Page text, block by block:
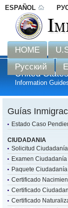
ESPAÑOL
HOME
Русский
United
Information
Guías
Estado Caso
CIUDADANIA
Solicitud Ciudadanía
Examen Ciudadanía
Paquete Ciudadanía
Certificado
Certificado
Certificado